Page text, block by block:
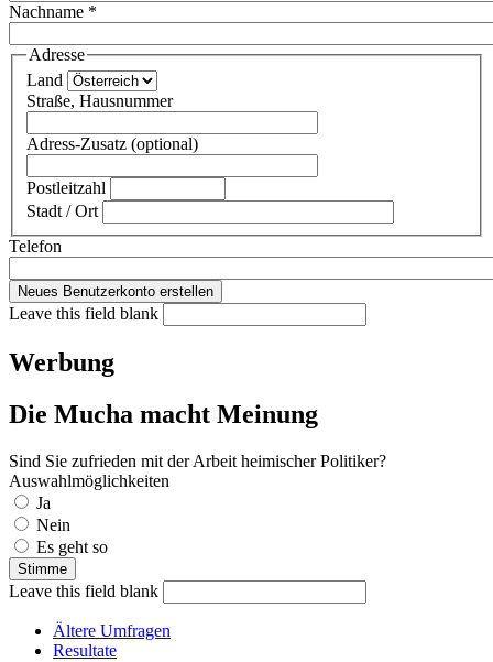
Nachname *
Adresse
Land
Straße, Hausnummer
Adress-Zusatz (optional)
Postleitzahl
Stadt / Ort
Telefon
Leave this field blank
Werbung
Die Mucha macht Meinung
Sind Sie zufrieden mit der Arbeit heimischer Politiker?
Auswahlmöglichkeiten
Ja
Nein
Es geht so
Leave this field blank
Ältere Umfragen
Resultate